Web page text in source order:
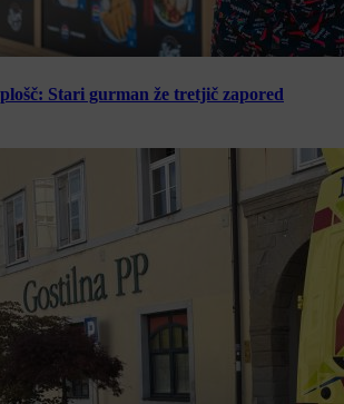
Stari gurman že tretjič zapored